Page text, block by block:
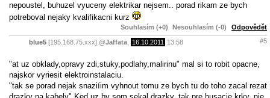
nepoustel, buhuzel vyuceny elektrikar nejsem.. porad rikam ze bych
potreboval nejaky kvalifikacni kurz
Souhlasím (+0) Nesouhlasím (-0) Odpovědět
blue5 [195.168.75.xxx] @Jaffata 16.10.2011 13:58 #5
"at uz obklady,opravy zdi,stuky,podlahy,malirinu" mal si to robit opacne,
najskor vyriesit elektroinstalaciu.
"tak se porad nejak snaziíim vyhnout tomu ze bych tu do toho zacal rezat